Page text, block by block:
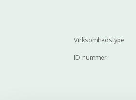
Virksomhedstype
ID-nummer